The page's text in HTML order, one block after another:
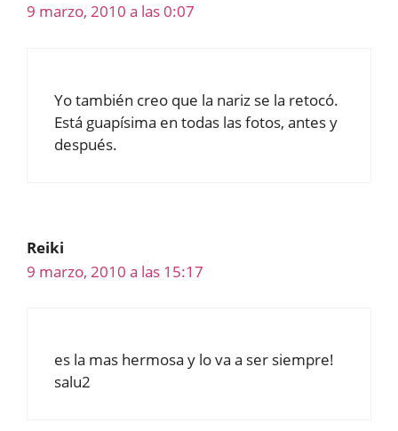
9 marzo, 2010 a las 0:07
Yo también creo que la nariz se la retocó.
Está guapísima en todas las fotos, antes y
después.
Reiki
9 marzo, 2010 a las 15:17
es la mas hermosa y lo va a ser siempre!
salu2